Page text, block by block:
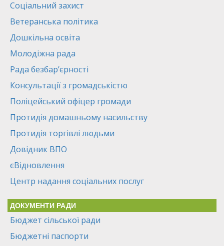
Соціальний захист
Ветеранська політика
Дошкільна освіта
Молодіжна рада
Рада безбар’єрності
Консультації з громадськістю
Поліцейський офіцер громади
Протидія домашньому насильству
Протидія торгівлі людьми
Довідник ВПО
єВідновлення
Центр надання соціальних послуг
ДОКУМЕНТИ РАДИ
Бюджет сільської ради
Бюджетні паспорти